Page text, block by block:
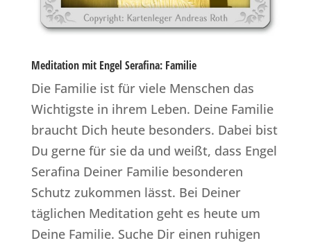
Meditation mit Engel Serafina: Familie
Die Familie ist für viele Menschen das
Wichtigste in ihrem Leben. Deine Familie
braucht Dich heute besonders. Dabei bist
Du gerne für sie da und weißt, dass Engel
Serafina Deiner Familie besonderen
Schutz zukommen lässt. Bei Deiner
täglichen Meditation geht es heute um
Deine Familie. Suche Dir einen ruhigen